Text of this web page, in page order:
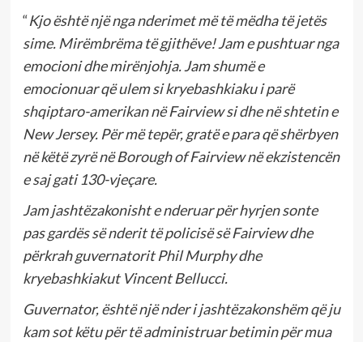
“Kjo është një nga nderimet më të mëdha të jetës
sime. Mirëmbrëma të gjithëve! Jam e pushtuar nga
emocioni dhe mirënjohja. Jam shumë e
emocionuar që ulem si kryebashkiaku i parë
shqiptaro-amerikan në Fairview si dhe në shtetin e
New Jersey. Për më tepër, gratë e para që shërbyen
në këtë zyrë në Borough of Fairview në ekzistencën
e saj gati 130-vjeçare.
Jam jashtëzakonisht e nderuar për hyrjen sonte
pas gardës së nderit të policisë së Fairview dhe
përkrah guvernatorit Phil Murphy dhe
kryebashkiakut Vincent Bellucci.
Guvernator, është një nder i jashtëzakonshëm që ju
kam sot këtu për të administruar betimin për mua